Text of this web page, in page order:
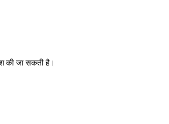
की जा सकती है।